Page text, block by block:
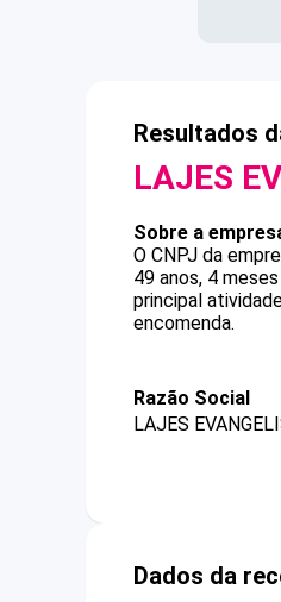
Resultados
LAJES
Sobre a
O CNPJ da
49 anos, 4
principal
encomenda.
Razão Social
LAJES
Dados da